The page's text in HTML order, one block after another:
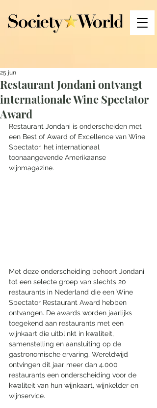
Restaurant Jondani ontvangt
internationale Wine Spectator
Award
25 jun
Restaurant Jondani is onderscheiden met
een Best of Award of Excellence van Wine
Spectator, het internationaal
toonaangevende Amerikaanse
wijnmagazine.
Met deze onderscheiding behoort Jondani
tot een selecte groep van slechts 20
restaurants in Nederland die een Wine
Spectator Restaurant Award hebben
ontvangen. De awards worden jaarlijks
toegekend aan restaurants met een
wijnkaart die uitblinkt in kwaliteit,
samenstelling en aansluiting op de
gastronomische ervaring. Wereldwijd
ontvingen dit jaar meer dan 4.000
restaurants een onderscheiding voor de
kwaliteit van hun wijnkaart, wijnkelder en
wijnservice.